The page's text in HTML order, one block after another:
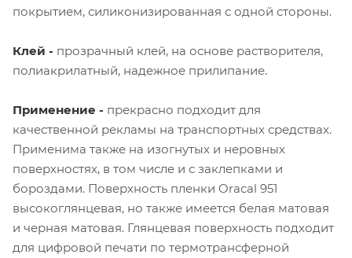
покрытием, силиконизированная с одной стороны.
Клей - прозрачный клей, на основе растворителя,
полиакрилатный, надежное прилипание.
Применение - прекрасно подходит для
качественной рекламы на транспортных средствах.
Применима также на изогнутых и неровных
поверхностях, в том числе и с заклепками и
бороздами. Поверхность пленки Oracal 951
высокоглянцевая, но также имеется белая матовая
и черная матовая. Глянцевая поверхность подходит
для цифровой печати по термотрансферной